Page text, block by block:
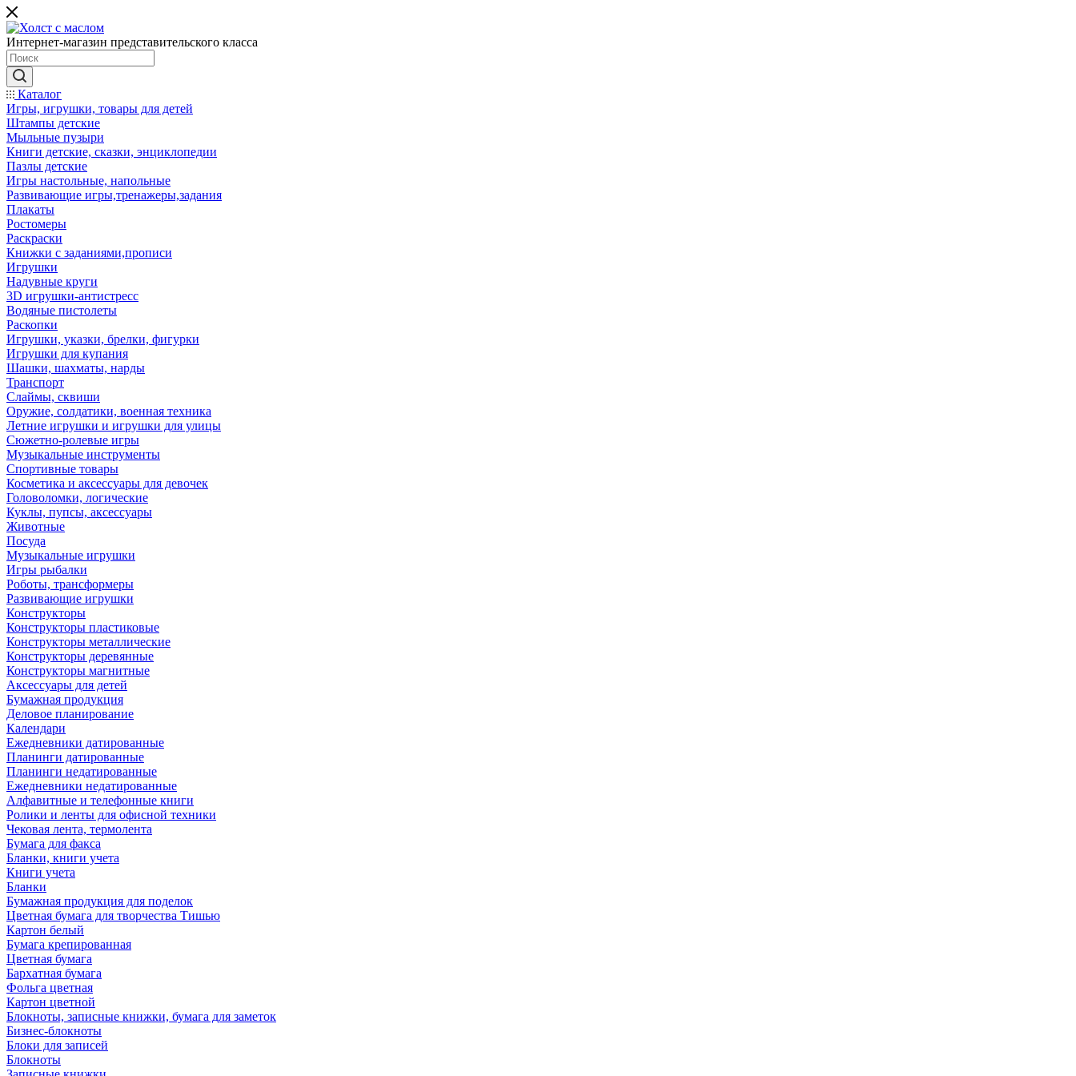
Интернет-магазин представительского класса
Каталог
Игры, игрушки, товары для детей
Штампы детские
Мыльные пузыри
Книги детские, сказки, энциклопедии
Пазлы детские
Игры настольные, напольные
Развивающие игры,тренажеры,задания
Плакаты
Ростомеры
Раскраски
Книжки с заданиями,прописи
Игрушки
Надувные круги
3D игрушки-антистресс
Водяные пистолеты
Раскопки
Игрушки, указки, брелки, фигурки
Игрушки для купания
Шашки, шахматы, нарды
Транспорт
Слаймы, сквиши
Оружие, солдатики, военная техника
Летние игрушки и игрушки для улицы
Сюжетно-ролевые игры
Музыкальные инструменты
Спортивные товары
Косметика и аксессуары для девочек
Головоломки, логические
Куклы, пупсы, аксессуары
Животные
Посуда
Музыкальные игрушки
Игры рыбалки
Роботы, трансформеры
Развивающие игрушки
Конструкторы
Конструкторы пластиковые
Конструкторы металлические
Конструкторы деревянные
Конструкторы магнитные
Аксессуары для детей
Бумажная продукция
Деловое планирование
Календари
Ежедневники датированные
Планинги датированные
Планинги недатированные
Ежедневники недатированные
Алфавитные и телефонные книги
Ролики и ленты для офисной техники
Чековая лента, термолента
Бумага для факса
Бланки, книги учета
Книги учета
Бланки
Бумажная продукция для поделок
Цветная бумага для творчества Тишью
Картон белый
Бумага крепированная
Цветная бумага
Бархатная бумага
Фольга цветная
Картон цветной
Блокноты, записные книжки, бумага для заметок
Бизнес-блокноты
Блоки для записей
Блокноты